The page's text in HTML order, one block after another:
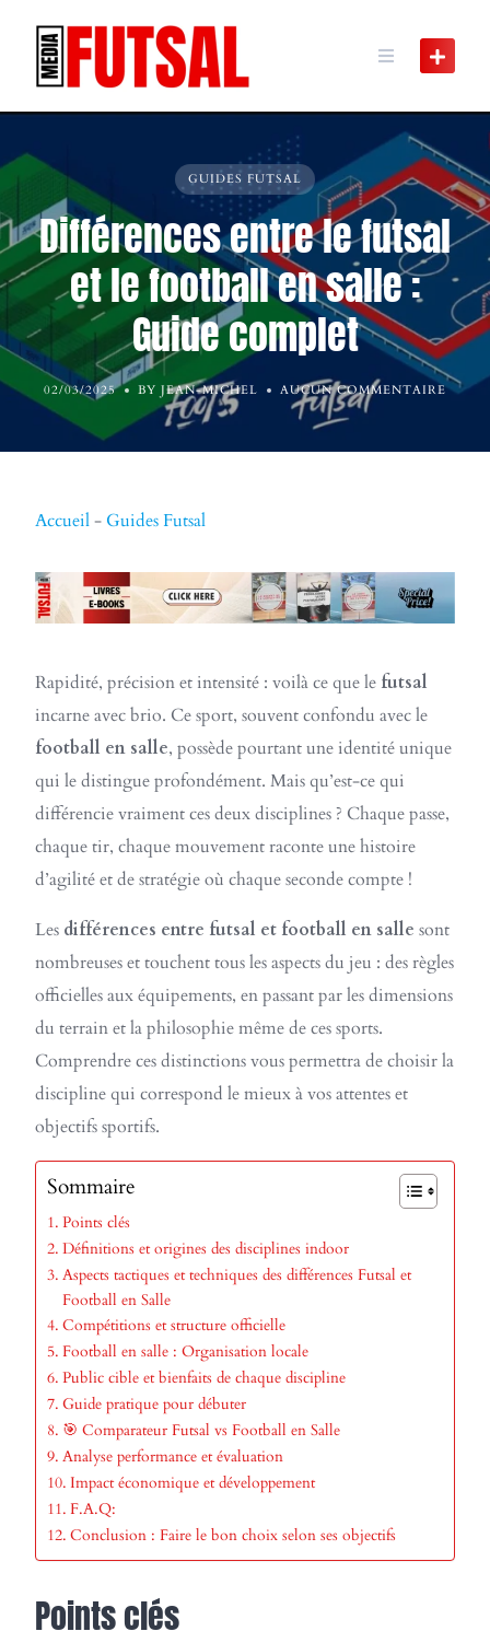
content
GUIDES FUTSAL
Différences entre le futsal
et le football en salle :
Guide complet
02/03/2025 BY JEAN-MICHEL AUCUN COMMENTAIRE
Accueil- Guides Futsal
Rapidité, précision et intensité : voilà ce que le futsal
incarne avec brio. Ce sport, souvent confondu avec le
football en salle, possède pourtant une identité unique
qui le distingue profondément. Mais qu’est-ce qui
différencie vraiment ces deux disciplines ? Chaque passe,
chaque tir, chaque mouvement raconte une histoire
d’agilité et de stratégie où chaque seconde compte !
Les différences entre futsal et football en salle sont
nombreuses et touchent tous les aspects du jeu : des règles
officielles aux équipements, en passant par les dimensions
du terrain et la philosophie même de ces sports.
Comprendre ces distinctions vous permettra de choisir la
discipline qui correspond le mieux à vos attentes et
objectifs sportifs.
Sommaire
Points clés
Définitions et origines des disciplines indoor
Aspects tactiques et techniques des différences Futsal et
Football en Salle
Compétitions et structure officielle
Football en salle : Organisation locale
Public cible et bienfaits de chaque discipline
Guide pratique pour débuter
🎯 Comparateur Futsal vs Football en Salle
Analyse performance et évaluation
Impact économique et développement
F.A.Q:
Conclusion : Faire le bon choix selon ses objectifs
Points clés